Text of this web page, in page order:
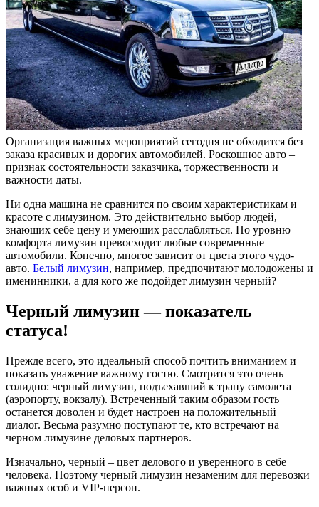
Организация важных мероприятий сегодня не обходится без
заказа красивых и дорогих автомобилей. Роскошное авто –
признак состоятельности заказчика, торжественности и
важности даты.
Ни одна машина не сравнится по своим характеристикам и
красоте с лимузином. Это действительно выбор людей,
знающих себе цену и умеющих расслабляться. По уровню
комфорта лимузин превосходит любые современные
автомобили. Конечно, многое зависит от цвета этого чудо-
авто. Белый лимузин, например, предпочитают молодожены и
именинники, а для кого же подойдет лимузин черный?
Черный лимузин — показатель
статуса!
Прежде всего, это идеальный способ почтить вниманием и
показать уважение важному гостю. Смотрится это очень
солидно: черный лимузин, подъехавший к трапу самолета
(аэропорту, вокзалу). Встреченный таким образом гость
останется доволен и будет настроен на положительный
диалог. Весьма разумно поступают те, кто встречают на
черном лимузине деловых партнеров.
Изначально, черный – цвет делового и уверенного в себе
человека. Поэтому черный лимузин незаменим для перевозки
важных особ и VIP-персон.